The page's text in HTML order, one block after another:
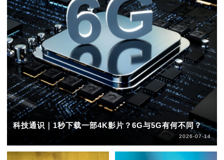
科技通识｜1秒下载一部4K影片？6G与5G有何不同？
2026-07-14